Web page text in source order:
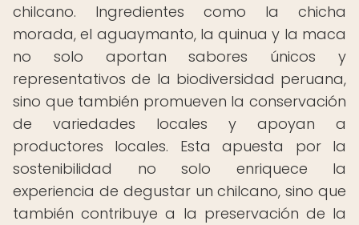
chilcano. Ingredientes como la chicha
morada, el aguaymanto, la quinua y la maca
no solo aportan sabores únicos y
representativos de la biodiversidad peruana,
sino que también promueven la conservación
de variedades locales y apoyan a
productores locales. Esta apuesta por la
sostenibilidad no solo enriquece la
experiencia de degustar un chilcano, sino que
también contribuye a la preservación de la